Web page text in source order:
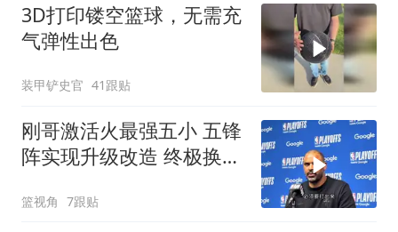
3D打印镂空篮球，无需充
气弹性出色
装甲铲史官 41跟贴
刚哥激活火最强五小 五锋
阵实现升级改造 终极换防
篮视角 7跟贴